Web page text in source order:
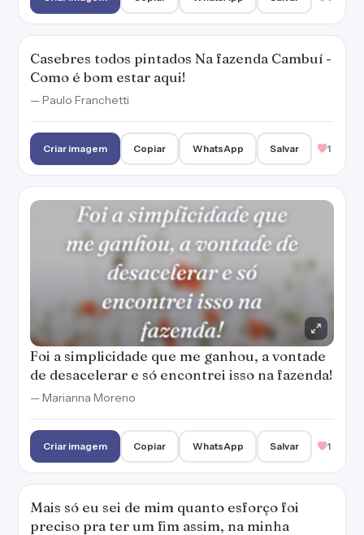
Casebres todos pintados Na fazenda Cambuí -
Como é bom estar aqui!
— Paulo Franchetti
Criar imagem Copiar WhatsApp Salvar 1
Foi a simplicidade que me ganhou, a vontade
de desacelerar e só encontrei isso na fazenda!
— Marianna Moreno
Criar imagem Copiar WhatsApp Salvar 1
Mais só eu sei de mim quanto esforço foi
preciso pra ter um fim assim, na minha